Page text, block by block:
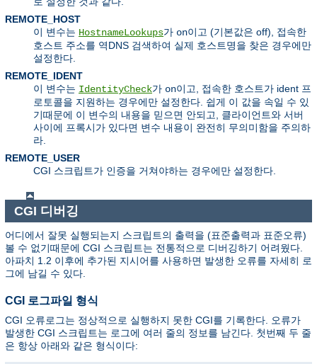
REMOTE_HOST
이 변수는 HostnameLookups가 on이고 (기본값은 off), 접속한
호스트 주소를 역DNS 검색하여 실제 호스트명을 찾은 경우에만
설정한다.
REMOTE_IDENT
이 변수는 IdentityCheck가 on이고, 접속한 호스트가 ident 프
로토콜을 지원하는 경우에만 설정한다. 쉽게 이 값을 속일 수 있
기때문에 이 변수의 내용을 믿으면 안되고, 클라이언트와 서버
사이에 프록시가 있다면 변수 내용이 완전히 무의미함을 주의하
라.
REMOTE_USER
CGI 스크립트가 인증을 거쳐야하는 경우에만 설정한다.
CGI 디버깅
어디에서 잘못 실행되는지 스크립트의 출력을 (표준출력과 표준오류)
볼 수 없기때문에 CGI 스크립트는 전통적으로 디버깅하기 어려웠다.
아파치 1.2 이후에 추가된 지시어를 사용하면 발생한 오류를 자세히 로
그에 남길 수 있다.
CGI 로그파일 형식
CGI 오류로그는 정상적으로 실행하지 못한 CGI를 기록한다. 오류가
발생한 CGI 스크립트는 로그에 여러 줄의 정보를 남긴다. 첫번째 두 줄
은 항상 아래와 같은 형식이다: